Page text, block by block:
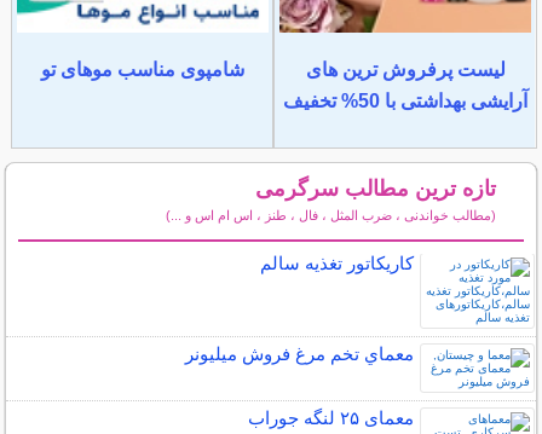
لیست پرفروش ترین های
آرایشی بهداشتی با 50% تخفیف
شامپوی مناسب موهای تو
تازه ترین مطالب سرگرمی
(مطالب خواندنی ، ضرب المثل ، فال ، طنز ، اس ام اس و ...)
کاریکاتور تغذیه سالم
معماي تخم مرغ فروش ميليونر
معمای ۲۵ لنگه جوراب